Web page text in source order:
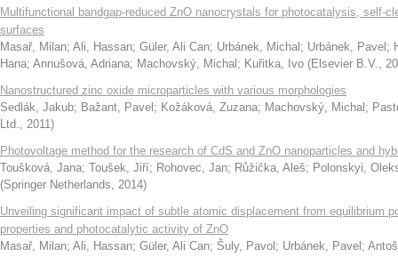
Multifunctional bandgap-reduced ZnO nanocrystals for photocatalysis, self-
surfaces
Masař, Milan; Ali, Hassan; Güler, Ali Can; Urbánek, Michal ; Urbánek, Pavel ;
Hana; Annušová, Adriana; Machovský, Michal ; Kuřitka, Ivo (Elsevier B.V.,
Nanostructured zinc oxide microparticles with various morphologies
Sedlák, Jakub; Bažant, Pavel ; Kožáková, Zuzana; Machovský, Michal ;
Ltd., 2011)
Photovoltage method for the research of CdS and ZnO nanoparticles and
Toušková, Jana; Toušek, Jiří; Rohovec, Jan; Růžička, Aleš; Polonskyi,
(Springer Netherlands, 2014)
Unveiling significant impact of subtle atomic displacement from equilibrium
properties and photocatalytic activity of ZnO
Masař, Milan; Ali, Hassan; Güler, Ali Can; Šuly, Pavol ; Urbánek, Pavel ;